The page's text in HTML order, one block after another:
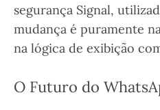
segurança Signal,
mudança é puramente
na lógica de exibição
O Futuro do